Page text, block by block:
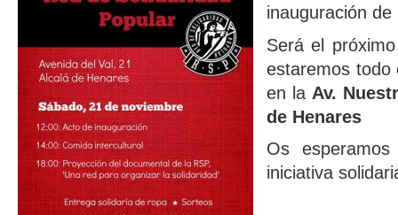
inauguración
Será el
estaremos todo
en la Av.
de Henares
Os
iniciativa